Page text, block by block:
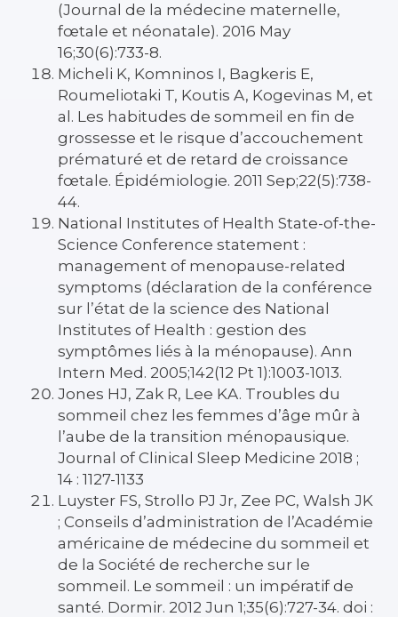
(Journal de la médecine maternelle,
fœtale et néonatale). 2016 May
16;30(6):733-8.
Micheli K, Komninos I, Bagkeris E,
Roumeliotaki T, Koutis A, Kogevinas M, et
al. Les habitudes de sommeil en fin de
grossesse et le risque d’accouchement
prématuré et de retard de croissance
fœtale. Épidémiologie. 2011 Sep;22(5):738-
44.
National Institutes of Health State-of-the-
Science Conference statement :
management of menopause-related
symptoms (déclaration de la conférence
sur l’état de la science des National
Institutes of Health : gestion des
symptômes liés à la ménopause). Ann
Intern Med. 2005;142(12 Pt 1):1003-1013.
Jones HJ, Zak R, Lee KA. Troubles du
sommeil chez les femmes d’âge mûr à
l’aube de la transition ménopausique.
Journal of Clinical Sleep Medicine 2018 ;
14 : 1127-1133
Luyster FS, Strollo PJ Jr, Zee PC, Walsh JK
; Conseils d’administration de l’Académie
américaine de médecine du sommeil et
de la Société de recherche sur le
sommeil. Le sommeil : un impératif de
santé. Dormir. 2012 Jun 1;35(6):727-34. doi :